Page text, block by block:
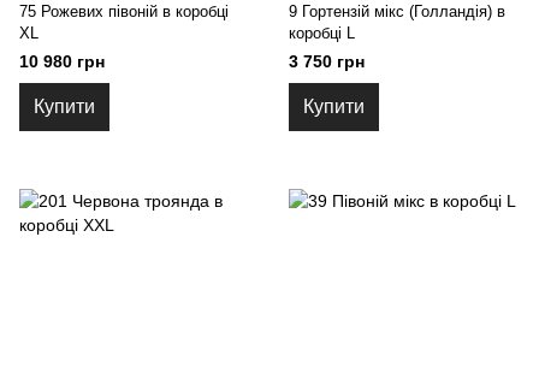
75 Рожевих півоній в коробці
XL
10 980 грн
Купити
9 Гортензій мікс (Голландія) в
коробці L
3 750 грн
Купити